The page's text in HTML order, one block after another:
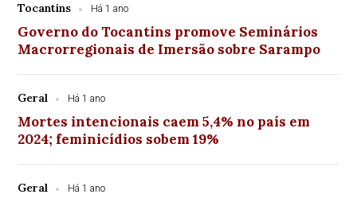
Tocantins Há 1 ano
Governo do Tocantins promove Seminários
Macrorregionais de Imersão sobre Sarampo
Geral Há 1 ano
Mortes intencionais caem 5,4% no país em
2024; feminicídios sobem 19%
Geral Há 1 ano